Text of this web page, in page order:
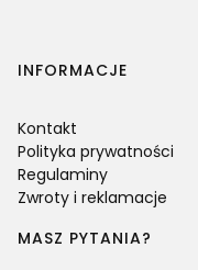
Linki w stopce
INFORMACJE
Kontakt
Polityka prywatności
Regulaminy
Zwroty i reklamacje
MASZ PYTANIA?